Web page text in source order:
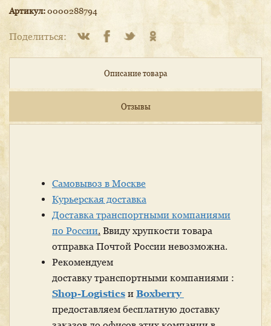
Артикул:0000288794
Поделиться:
Описание товара
Отзывы
Самовывоз в Москве
Курьерская доставка
Доставка транспортными компаниями
по России. Ввиду хрупкости товара
отправка Почтой России невозможна.
Рекомендуем
доставку транспортными компаниями :
Shop-Logistics и Boxberry
предоставляем бесплатную доставку